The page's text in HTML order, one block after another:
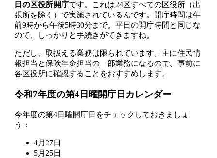
日の区役所開庁です。これは24区すべての区役所（出
張所を除く）で実施されているんです。開庁時間は午
前9時から午後5時30分まで。平日の開庁時間と同じな
ので、しっかりと手続きができますね。
ただし、取扱える業務は限られています。主に住民情
報担当と保険年金担当の一部業務になるので、事前に
各区役所に確認することをおすすめします。
令和7年度の第4日曜開庁日カレンダー
今年度の第4日曜開庁日をチェックしておきましょ
う：
4月27日
5月25日